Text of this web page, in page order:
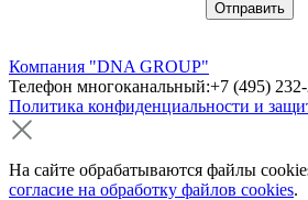
Компания "DNA GROUP"
Телефон многоканальный:+7 (495)
Политика конфиденциальности и
На сайте обрабатываются файлы
согласие на обработку файлов cookies.